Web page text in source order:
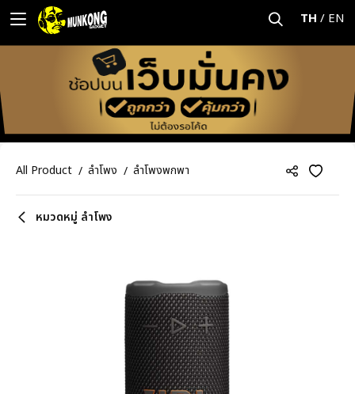
TH / EN
All Product ลำโพง ลำโพงพกพา
หมวดหมู่ ลำโพง